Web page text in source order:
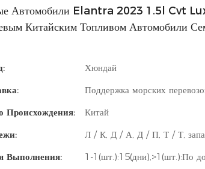
Автомобили Elantra 2023 1.5l Cvt
Китайским Топливом Автомобили
Хюндай
Поддержка морских
Происхождения:
Китай
Л / К, Д / А, Д / П, Т / Т,
Выполнения:
1-1(шт.):15(дни),>1(шт.):По